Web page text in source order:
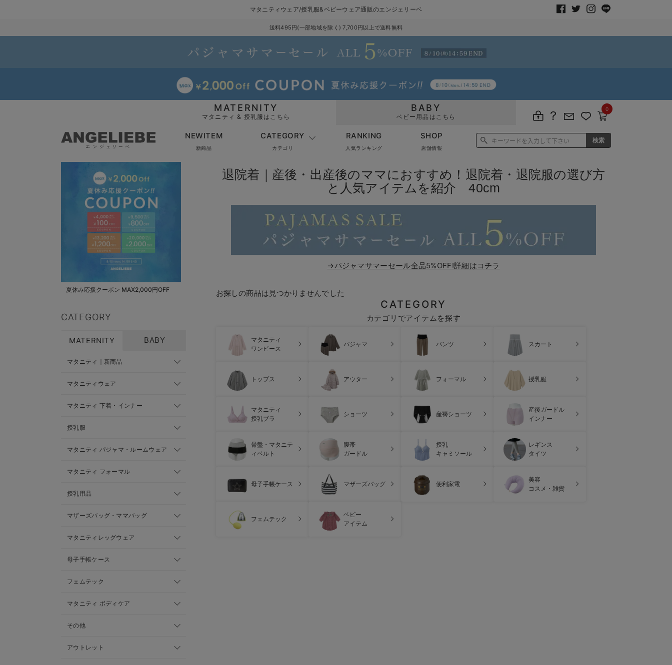
マタニティウェア/授乳服&ベビーウェア通販のエンジェリーベ
送料495円(一部地域を除く) 7,700円以上で送料無料
MATERNITY
マタニティ & 授乳服はこちら
BABY
ベビー用品はこちら
0
NEWITEM
新商品
CATEGORY
カテゴリ
RANKING
人気ランキング
SHOP
店舗情報
夏休み応援クーポン MAX2,000円OFF
CATEGORY
MATERNITY BABY
マタニティ｜新商品
マタニティウェア
マタニティ 下着・インナー
授乳服
マタニティ パジャマ・ルームウェア
マタニティ フォーマル
授乳用品
マザーズバッグ・ママバッグ
マタニティレッグウェア
母子手帳ケース
フェムテック
マタニティ ボディケア
その他
アウトレット
退院着｜産後・出産後のママにおすすめ！退院着・退院服の選び方
と人気アイテムを紹介 40cm
→パジャマサマーセール全品5%OFF!詳細はコチラ
お探しの商品は見つかりませんでした
CATEGORY
カテゴリでアイテムを探す
マタニティ
ワンピース
パジャマ パンツ スカート
トップス アウター フォーマル 授乳服
マタニティ
授乳ブラ
ショーツ 産褥ショーツ
産後ガードル
インナー
骨盤・マタニテ
ィベルト
腹帯
ガードル
授乳
キャミソール
レギンス
タイツ
母子手帳ケース マザーズバッグ 便利家電
美容
コスメ・雑貨
フェムテック
ベビー
アイテム